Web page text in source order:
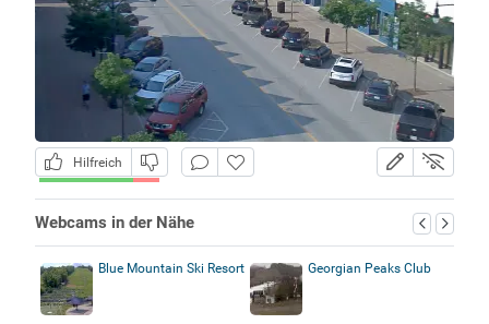
Hilfreich
Webcams in der Nähe
Blue Mountain Ski Resort Georgian Peaks Club